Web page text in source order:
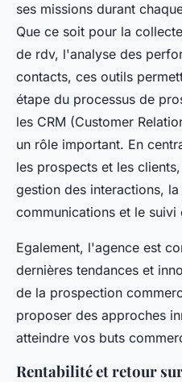
ses missions durant
Que ce soit pour la
de rdv, l'analyse des
contacts, ces outils
étape du processus de
les CRM (Customer
un rôle important. En
les prospects et les
gestion des interactions,
communications et le suivi
Egalement, l'agence est
dernières tendances et
de la prospection
proposer des approches
atteindre vos buts
Rentabilité et retour